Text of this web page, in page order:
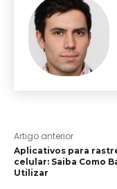
Artigo anterior
Aplicativos para
celular: Saiba Como
Utilizar